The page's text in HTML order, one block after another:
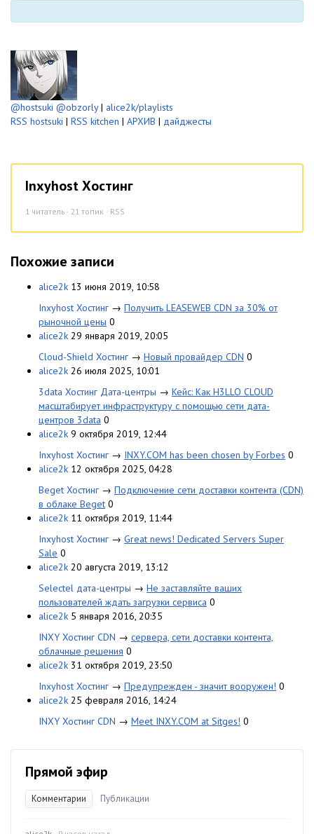
@hostsuki @obzorly| alice2k/playlists
RSS hostsuki | RSS kitchen | АРХИВ | дайджесты
Inxyhost Хостинг
1 читатель · 21 топик · RSS
Похожие записи
alice2k 13 июня 2019, 10:58
Inxyhost Хостинг → Получить LEASEWEB CDN за 30% от
рыночной цены 0
alice2k 29 января 2019, 20:05
Cloud-Shield Хостинг → Новый провайдер CDN 0
alice2k 26 июля 2025, 10:01
3data Хостинг Дата-центры → Кейс: Как H3LLO CLOUD
масштабирует инфраструктуру с помощью сети дата-
центров 3data 0
alice2k 9 октября 2019, 12:44
Inxyhost Хостинг → INXY.COM has been chosen by Forbes 0
alice2k 12 октября 2025, 04:28
Beget Хостинг → Подключение сети доставки контента (CDN)
в облаке Beget 0
alice2k 11 октября 2019, 11:44
Inxyhost Хостинг → Great news! Dedicated Servers Super
Sale 0
alice2k 20 августа 2019, 13:12
Selectel дата-центры → Не заставляйте ваших
пользователей ждать загрузки сервиса 0
alice2k 5 января 2016, 20:35
INXY Хостинг CDN → сервера, сети доставки контента,
облачные решения 0
alice2k 31 октября 2019, 23:50
Inxyhost Хостинг → Предупрежден - значит вооружен! 0
alice2k 25 февраля 2016, 14:24
INXY Хостинг CDN → Meet INXY.COM at Sitges! 0
Прямой эфир
Комментарии Публикации